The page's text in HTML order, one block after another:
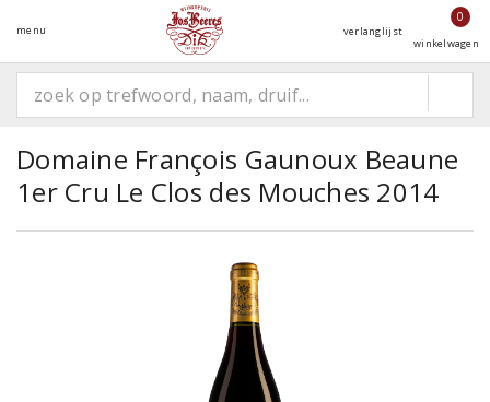
menu verlanglijst
0
winkelwagen
Domaine François Gaunoux Beaune
1er Cru Le Clos des Mouches 2014